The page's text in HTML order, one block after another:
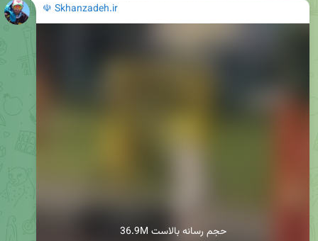
☫ Skhanzadeh.ir
36.9M حجم رسانه بالاست